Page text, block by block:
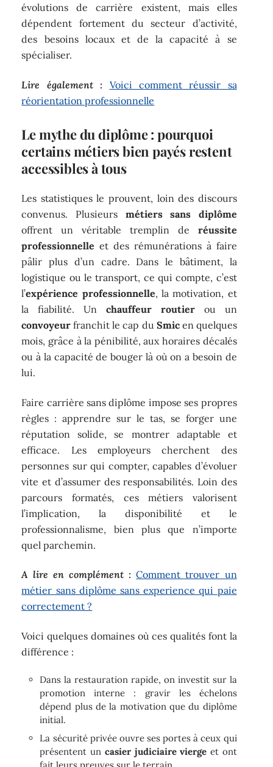
évolutions de carrière existent, mais elles
dépendent fortement du secteur d’activité,
des besoins locaux et de la capacité à se
spécialiser.
Lire également :
Voici comment réussir sa
réorientation professionnelle
Le mythe du diplôme : pourquoi
certains métiers bien payés restent
accessibles à tous
Les statistiques le prouvent, loin des discours
convenus. Plusieurs métiers sans diplôme
offrent un véritable tremplin de réussite
professionnelle et des rémunérations à faire
pâlir plus d’un cadre. Dans le bâtiment, la
logistique ou le transport, ce qui compte, c’est
l’expérience professionnelle, la motivation, et
la fiabilité. Un chauffeur routierou un
convoyeur franchit le cap du Smicen quelques
mois, grâce à la pénibilité, aux horaires décalés
ou à la capacité de bouger là où on a besoin de
lui.
Faire carrière sans diplôme impose ses propres
règles : apprendre sur le tas, se forger une
réputation solide, se montrer adaptable et
efficace. Les employeurs cherchent des
personnes sur qui compter, capables d’évoluer
vite et d’assumer des responsabilités. Loin des
parcours formatés, ces métiers valorisent
l’implication, la disponibilité et le
professionnalisme, bien plus que n’importe
quel parchemin.
A lire en complément : Comment trouver un
métier sans diplôme sans experience qui paie
correctement ?
Voici quelques domaines où ces qualités font la
différence :
Dans la restauration rapide, on investit sur la
promotion interne : gravir les échelons
dépend plus de la motivation que du diplôme
initial.
La sécurité privée ouvre ses portes à ceux qui
présentent un casier judiciaire vierge et ont